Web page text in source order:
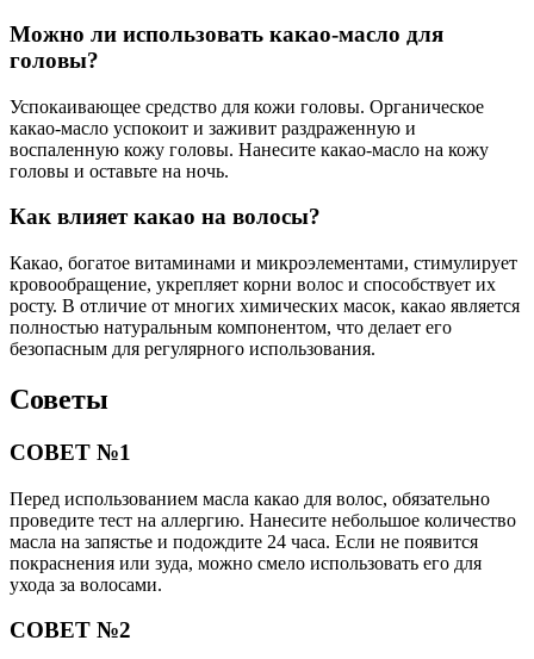
Можно ли использовать какао-масло для
головы?
Успокаивающее средство для кожи головы. Органическое
какао-масло успокоит и заживит раздраженную и
воспаленную кожу головы. Нанесите какао-масло на кожу
головы и оставьте на ночь.
Как влияет какао на волосы?
Какао, богатое витаминами и микроэлементами, стимулирует
кровообращение, укрепляет корни волос и способствует их
росту. В отличие от многих химических масок, какао является
полностью натуральным компонентом, что делает его
безопасным для регулярного использования.
Советы
СОВЕТ №1
Перед использованием масла какао для волос, обязательно
проведите тест на аллергию. Нанесите небольшое количество
масла на запястье и подождите 24 часа. Если не появится
покраснения или зуда, можно смело использовать его для
ухода за волосами.
СОВЕТ №2